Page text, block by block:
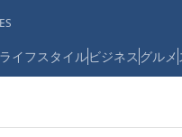
ライフスタイルビジネス グルメ